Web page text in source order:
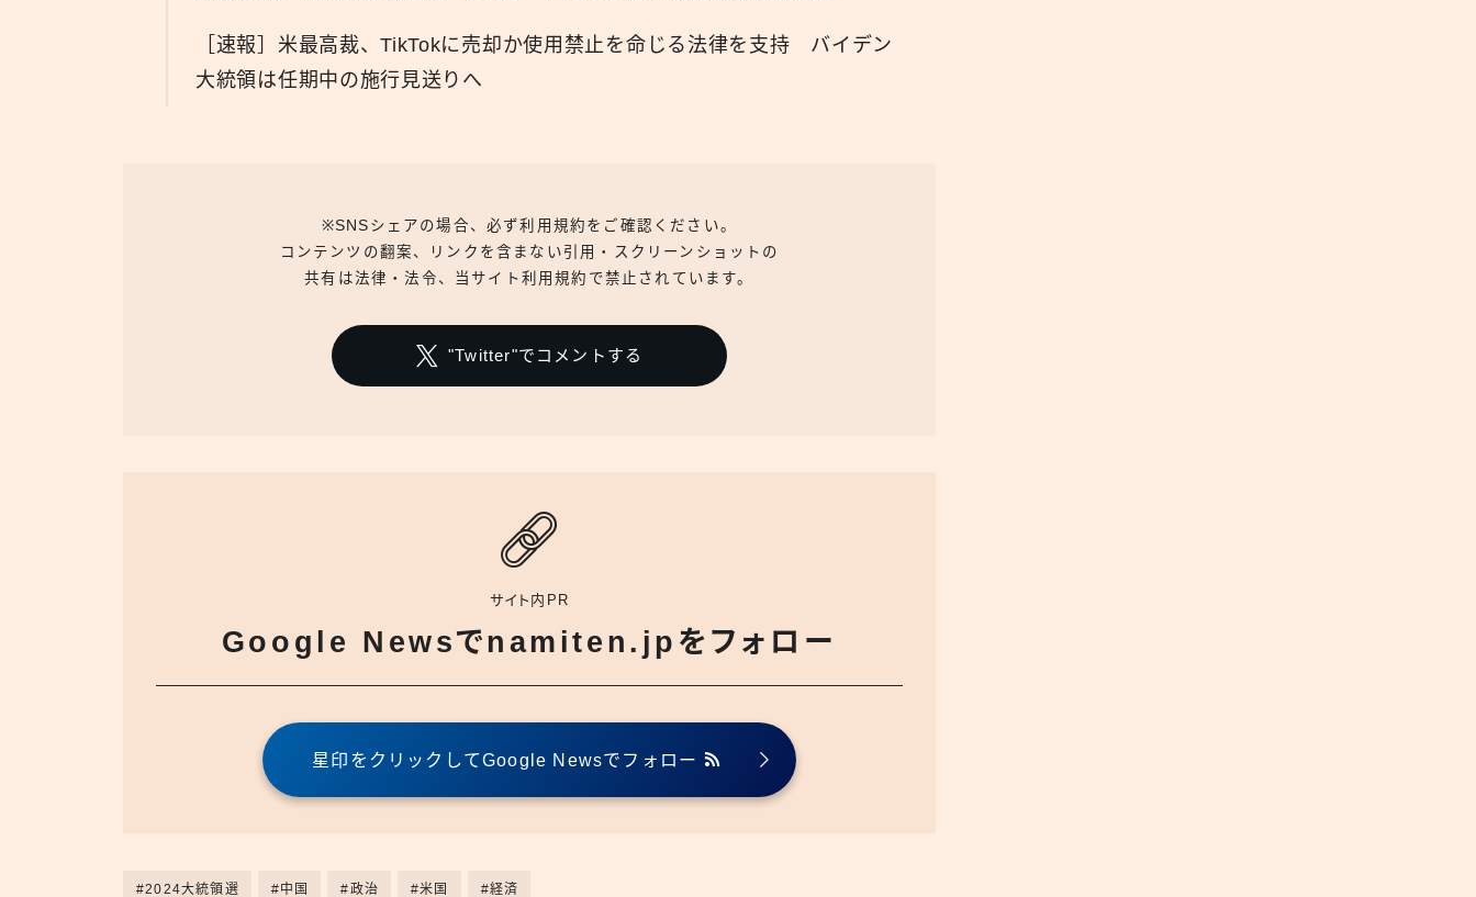
［速報］米最高裁、TikTokに売却か使用禁止を命じる法律を支持 バイデン
大統領は任期中の施行見送りへ
※SNSシェアの場合、必ず利用規約をご確認ください。
コンテンツの翻案、リンクを含まない引用・スクリーンショットの
共有は法律・法令、当サイト利用規約で禁止されています。
"Twitter"でコメントする
サイト内PR
Google Newsでnamiten.jpをフォロー
星印をクリックしてGoogle Newsでフォロー
#2024大統領選 #中国 #政治 #米国 #経済